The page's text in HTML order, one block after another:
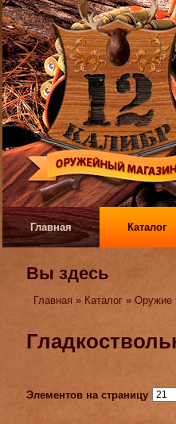
Главная Каталог
Вы здесь
Главная » Каталог »Оружие
Элементов на страницу